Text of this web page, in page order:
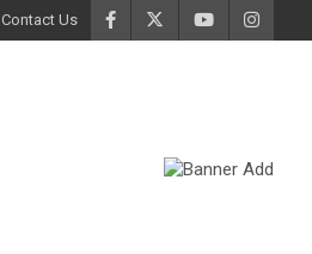
Contact Us